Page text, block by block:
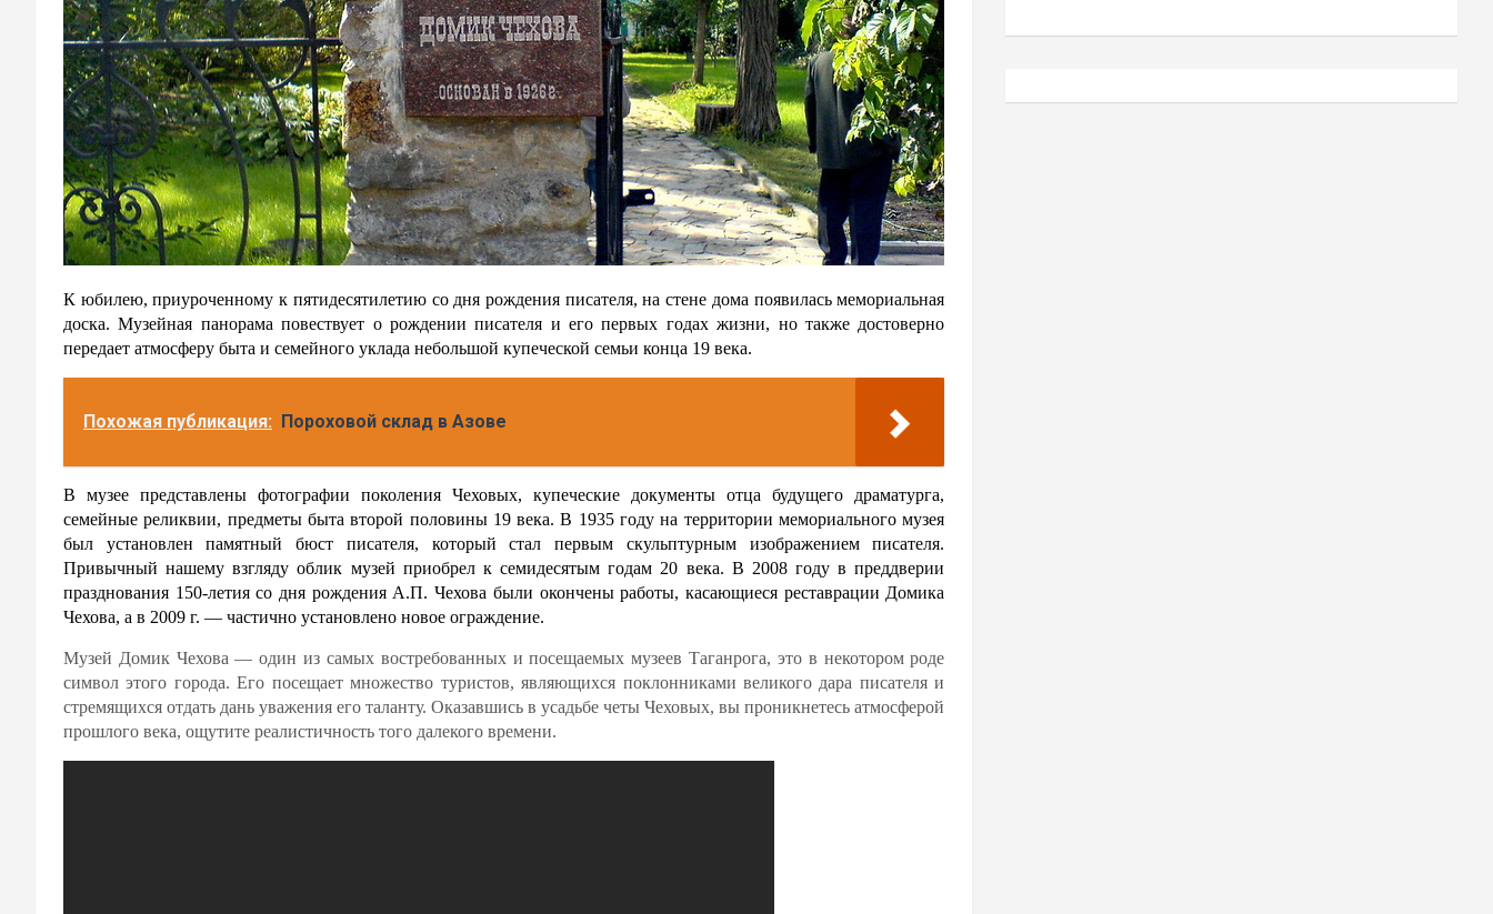
К юбилею, приуроченному к пятидесятилетию со дня рождения писателя, на стене дома появилась мемориальная
доска. Музейная панорама повествует о рождении писателя и его первых годах жизни, но также достоверно
передает атмосферу быта и семейного уклада небольшой купеческой семьи конца 19 века.
Похожая публикация: Пороховой склад в Азове
В музее представлены фотографии поколения Чеховых, купеческие документы отца будущего драматурга,
семейные реликвии, предметы быта второй половины 19 века. В 1935 году на территории мемориального музея
был установлен памятный бюст писателя, который стал первым скульптурным изображением писателя.
Привычный нашему взгляду облик музей приобрел к семидесятым годам 20 века. В 2008 году в преддверии
празднования 150-летия со дня рождения А.П. Чехова были окончены работы, касающиеся реставрации Домика
Чехова, а в 2009 г. — частично установлено новое ограждение.
Музей Домик Чехова — один из самых востребованных и посещаемых музеев Таганрога, это в некотором роде
символ этого города. Его посещает множество туристов, являющихся поклонниками великого дара писателя и
стремящихся отдать дань уважения его таланту. Оказавшись в усадьбе четы Чеховых, вы проникнетесь атмосферой
прошлого века, ощутите реалистичность того далекого времени.